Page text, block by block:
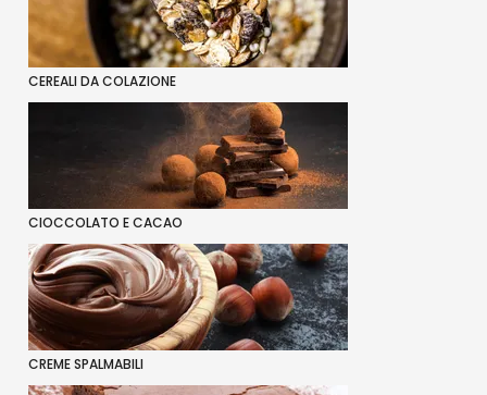
CEREALI DA COLAZIONE
CIOCCOLATO E CACAO
CREME SPALMABILI